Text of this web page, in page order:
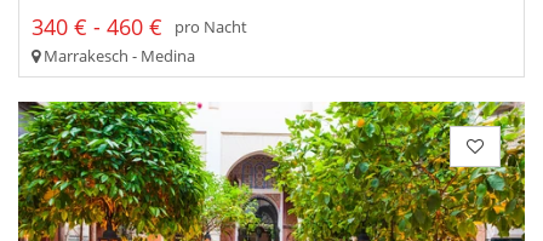
340 € - 460 €
pro Nacht
Marrakesch - Medina